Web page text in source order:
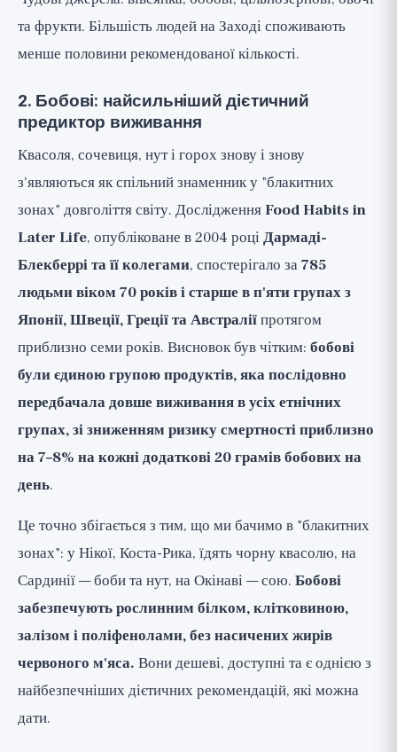
та фрукти. Більшість людей на Заході споживають
менше половини рекомендованої кількості.
2. Бобові: найсильніший дієтичний
предиктор виживання
Квасоля, сочевиця, нут і горох знову і знову
з'являються як спільний знаменник у "блакитних
зонах" довголіття світу. ДослідженняFood Habits in
Later Life, опубліковане в 2004 роціДармаді-
Блекберрі та її колегами, спостерігало за785
людьми віком 70 років і старше в п'яти групах з
Японії, Швеції, Греції та Австраліїпротягом
приблизно семи років. Висновок був чітким: бобові
були єдиною групою продуктів, яка послідовно
передбачала довше виживання в усіх етнічних
групах, зі зниженням ризику смертності приблизно
на 7–8% на кожні додаткові 20 грамів бобових на
день.
Це точно збігається з тим, що ми бачимо в "блакитних
зонах": у Нікої, Коста-Рика, їдять чорну квасолю, на
Сардинії — боби та нут, на Окінаві — сою. Бобові
забезпечують рослинним білком, клітковиною,
залізом і поліфенолами, без насичених жирів
червоного м'яса. Вони дешеві, доступні та є однією з
найбезпечніших дієтичних рекомендацій, які можна
дати.